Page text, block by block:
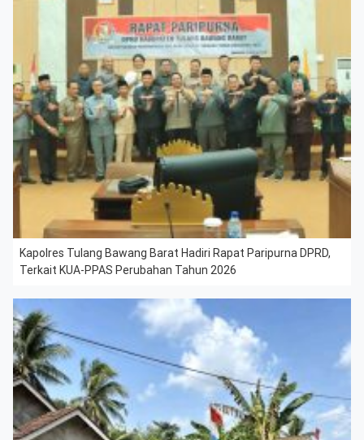
Kapolres Tulang Bawang Barat Hadiri Rapat Paripurna DPRD,
Terkait KUA-PPAS Perubahan Tahun 2026